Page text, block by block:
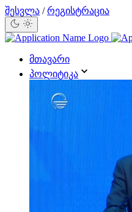
შესვლა / რეგისტრაცია
მთავარი
პოლიტიკა